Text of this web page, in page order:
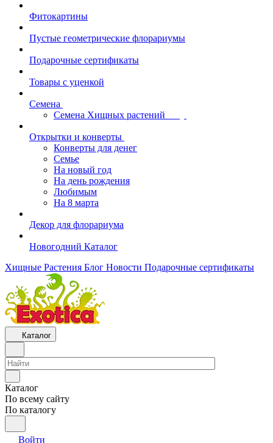
Фитокартины
Пустые геометрические флорариумы
Подарочные сертификаты
Товары с уценкой
Семена
Семена Хищных растений
Открытки и конверты
Конверты для денег
Семье
На новый год
На день рождения
Любимым
На 8 марта
Декор для флорариума
Новогодний Каталог
Хищные Растения Блог Новости Подарочные сертификаты
Каталог
Каталог
По всему сайту
По каталогу
Войти